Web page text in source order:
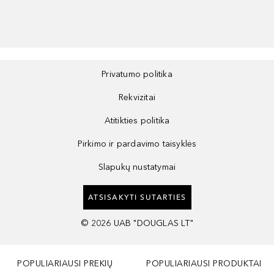
Privatumo politika
Rekvizitai
Atitikties politika
Pirkimo ir pardavimo taisyklės
Slapukų nustatymai
ATSISAKYTI SUTARTIES
© 2026 UAB "DOUGLAS LT"
POPULIARIAUSI PREKIŲ
POPULIARIAUSI PRODUKTAI